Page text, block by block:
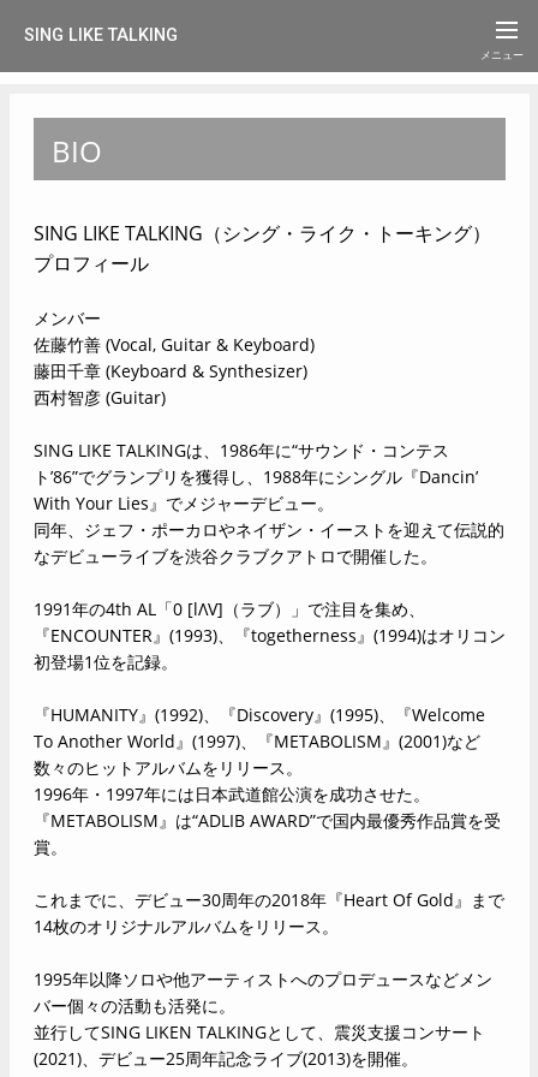
SING LIKE TALKING
BIO
SING LIKE TALKING（シング・ライク・トーキング）
プロフィール
メンバー
佐藤竹善 (Vocal, Guitar & Keyboard)
藤田千章 (Keyboard & Synthesizer)
西村智彦 (Guitar)
SING LIKE TALKINGは、1986年に“サウンド・コンテス
ト’86”でグランプリを獲得し、1988年にシングル『Dancin’
With Your Lies』でメジャーデビュー。
同年、ジェフ・ポーカロやネイザン・イーストを迎えて伝説的
なデビューライブを渋谷クラブクアトロで開催した。
1991年の4th AL「0 [lΛV]（ラブ）」で注目を集め、
『ENCOUNTER』(1993)、『togetherness』(1994)はオリコン
初登場1位を記録。
『HUMANITY』(1992)、『Discovery』(1995)、『Welcome
To Another World』(1997)、『METABOLISM』(2001)など
数々のヒットアルバムをリリース。
1996年・1997年には日本武道館公演を成功させた。
『METABOLISM』は“ADLIB AWARD”で国内最優秀作品賞を受
賞。
これまでに、デビュー30周年の2018年『Heart Of Gold』まで
14枚のオリジナルアルバムをリリース。
1995年以降ソロや他アーティストへのプロデュースなどメン
バー個々の活動も活発に。
並行してSING LIKEN TALKINGとして、震災支援コンサート
(2021)、デビュー25周年記念ライブ(2013)を開催。